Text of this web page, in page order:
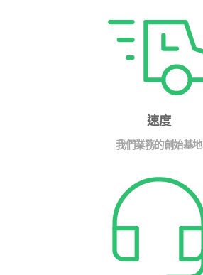
速度
我們業務的創始基地